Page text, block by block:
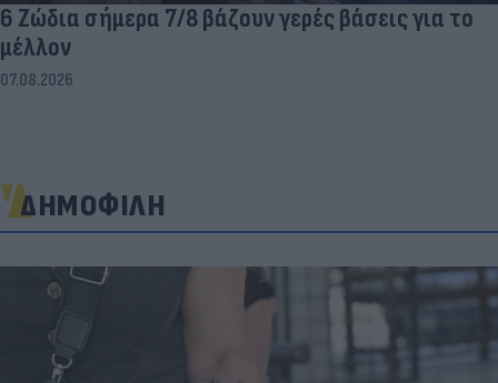
6 Ζώδια σήμερα 7/8 βάζουν γερές βάσεις για το
μέλλον
07.08.2026
ΔΗΜΟΦΙΛΗ